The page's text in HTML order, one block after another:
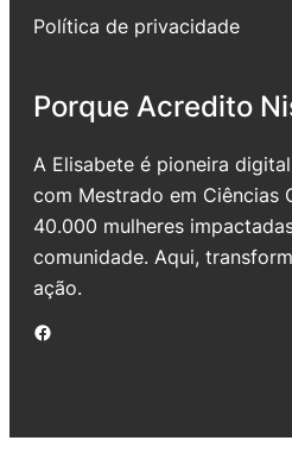
Política de privacidade
Porque Acredito
A Elisabete é pioneira
com Mestrado em Ciências
40.000 mulheres
comunidade. Aqui,
ação.
Facebook